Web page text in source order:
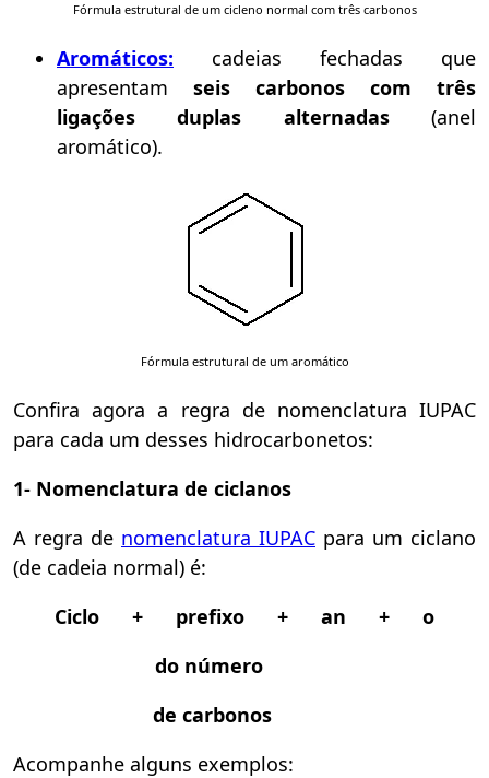
Fórmula estrutural de um cicleno normal com três carbonos
Aromáticos: cadeias fechadas que
apresentam seis carbonos com três
ligações duplas alternadas(anel
aromático).
Fórmula estrutural de um aromático
Confira agora a regra de nomenclatura IUPAC
para cada um desses hidrocarbonetos:
1- Nomenclatura de ciclanos
A regra de nomenclatura IUPAC para um ciclano
(de cadeia normal) é:
Ciclo + prefixo + an + o
do número
de carbonos
Acompanhe alguns exemplos: